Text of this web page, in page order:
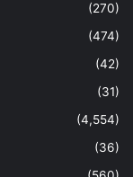
(270)
(474)
(42)
(31)
(4,554)
(36)